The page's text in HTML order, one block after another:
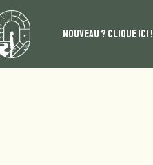
NOUVEAU ? CLIQUE ICI !